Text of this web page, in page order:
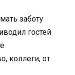
заботу
гостей
коллеги, от